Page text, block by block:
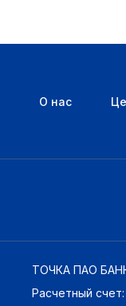
О нас
ТОЧКА ПАО
Расчетный